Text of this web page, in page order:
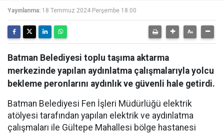
Yayınlanma: 18 Temmuz 2024 Perşembe 18:00
Batman Belediyesi toplu taşıma aktarma
merkezinde yapılan aydınlatma çalışmalarıyla yolcu
bekleme peronlarını aydınlık ve güvenli hale getirdi.
Batman Belediyesi Fen İşleri Müdürlüğü elektrik
atölyesi tarafından yapılan elektrik ve aydınlatma
çalışmaları ile Gültepe Mahallesi bölge hastanesi